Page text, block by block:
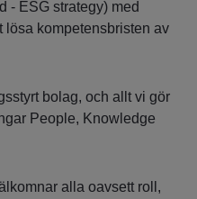
- ESG strategy) med
lösa kompetensbristen av
bolag, och allt vi gör
People, Knowledge
alla oavsett roll,